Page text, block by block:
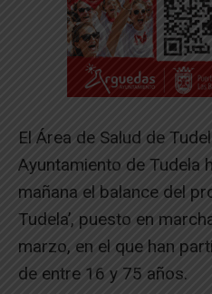
El Área de Salud de
Ayuntamiento de Tudela
mañana el balance del
Tudela’, puesto en
marzo, en el que han
de entre 16 y 75 años.